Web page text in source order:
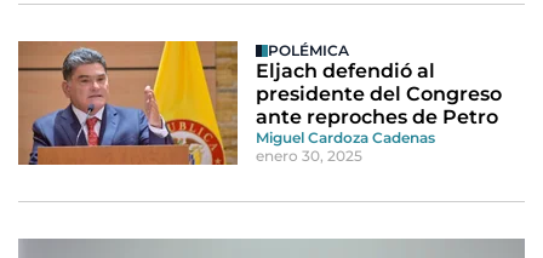
POLÉMICA
Eljach defendió al
presidente del Congreso
ante reproches de Petro
Miguel Cardoza Cadenas
enero 30, 2025